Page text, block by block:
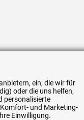
ein, die wir für
oder die uns helfen,
personalisierte
und Marketing-
Einwilligung.